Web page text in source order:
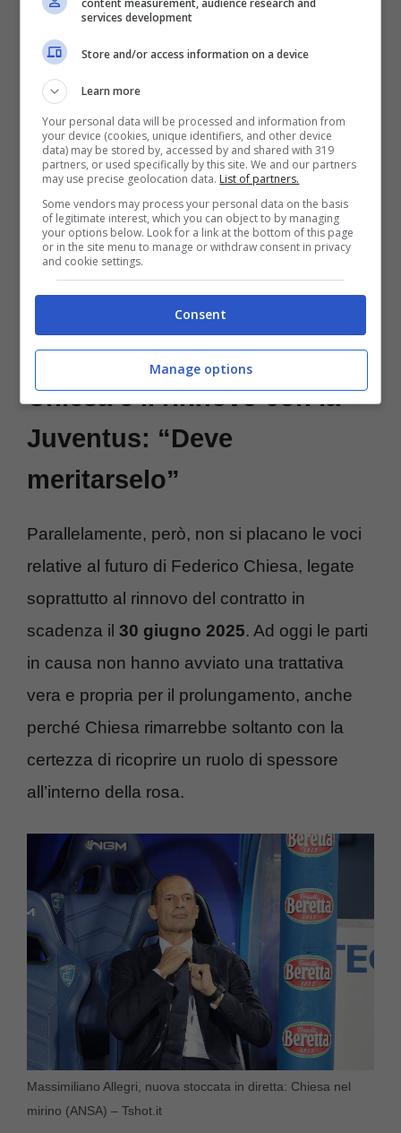
VlahoviceFederico Chiesa
Entrambi hanno cominciato benissimo la
nuova annata sportiva con indosso la maglia
della società torinese. Chiesa, in particolare,
sta crescendo parecchio pure in zona gol ed
è stato uno dei pochissimi ad essersi salvato
al Mapei Stadium. Ormai è un titolare
indiscutibile per il tecnico livornese, il quale è
ben consapevole di avere tra le mani un
potenziale importante.
Chiesa e il rinnovo con la
Juventus: “Deve
meritarselo”
Parallelamente, però, non si placano le voci
relative al futuro di Federico Chiesa, legate
soprattutto al rinnovo del contratto in
scadenza il 30 giugno 2025. Ad oggi le parti
in causa non hanno avviato una trattativa
vera e propria per il prolungamento, anche
perché Chiesa rimarrebbe soltanto con la
certezza di ricoprire un ruolo di spessore
all’interno della rosa.
Massimiliano Allegri, nuova stoccata in diretta: Chiesa nel
mirino (ANSA) – Tshot.it
content measurement, audience research and
services development
Store and/or access information on a device
Learn more
Your personal data will be processed and information from
your device (cookies, unique identifiers, and other device
data) may be stored by, accessed by and shared with 319
partners, or used specifically by this site. We and our partners
may use precise geolocation data. List of partners.
Some vendors may process your personal data on the basis
of legitimate interest, which you can object to by managing
your options below. Look for a link at the bottom of this page
or in the site menu to manage or withdraw consent in privacy
and cookie settings.
Consent
Manage options